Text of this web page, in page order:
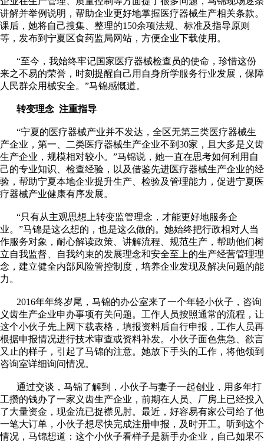
讲解并举例说明，帮助企业更好地掌握医疗器械生产相关条款。
课后，她将自己搜集、整理的150余项法规、标准及指导原则
等，发布到宁夏区食药监局网站，方便企业下载使用。
“至今，我始终牢记国家医疗器械检查员的使命，珍惜这份
来之不易的荣誉，时刻提醒自己用自身所学服务行业发展，保障
人民群众用械安全。”马锦感慨道。
转变理念 注重指导
“宁夏的医疗器械产业并不发达，全区无第三类医疗器械生
产企业，第一、二类医疗器械生产企业不到30家，且大多是义齿
生产企业，规模相对较小。”马锦说，她一直在思考如何利用自
己的专业知识、检查经验，以及借鉴先进医疗器械生产企业的经
验，帮助宁夏本地企业提升生产、检验及管理能力，促进宁夏医
疗器械产业健康有序发展。
“只有从主观思想上转变监管理念，才能更好地服务企
业。”马锦是这么想的，也是这么做的。她始终把行政相对人当
作服务对象，耐心解读政策、讲解流程、规范生产，帮助他们树
立自我监督、自我约束的发展理念和安全至上的生产经营管理理
念，建立健全内部风险管控制度，培养企业发现及解决问题的能
力。
2016年年终岁尾，马锦的办公室来了一个年轻小伙子，咨询
义齿生产企业申办事项有关问题。工作人员按照通常的流程，让
这个小伙子先上网下载表格，填报资料后自行申报，工作人员再
根据申报情况进行技术审查或资料补发。小伙子面色焦急、欲言
又止的样子，引起了马锦的注意。她放下手头的工作，将他领到
咨询室详细询问情况。
通过交谈，马锦了解到，小伙子与妻子一起创业，用多年打
工攒的钱办了一家义齿生产企业，前期在人员、厂房上已经投入
了大量资金，现金流已捉襟见肘。最近，好容易有家公司给了他
一笔大订单，小伙子想尽快完成注册申报，及时开工。听到这个
情况，马锦想道：这个小伙子看样子是新手办企业，自己如果不